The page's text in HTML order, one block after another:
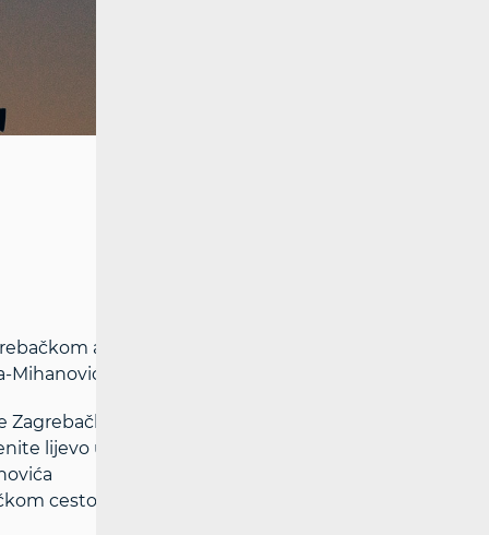
avenijom u smjeru zapada
avenijom do križanja sa
lijevo u Zagrebačku cestu. Nakon cca.
cestom do križanja s ulicom Roberta